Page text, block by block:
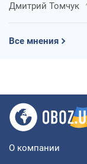
Дмитрий Томчук
Все мнения
О компании